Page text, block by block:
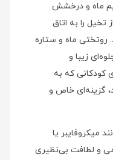
ماه و درخشش
را به اتاق
ماه و ستاره
زیبا و
کودکانی که به
گزینه‌ای خاص و
میکروفایبر یا
و لطافت بی‌نظیری